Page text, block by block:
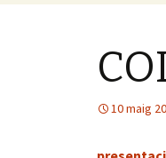
10 maig